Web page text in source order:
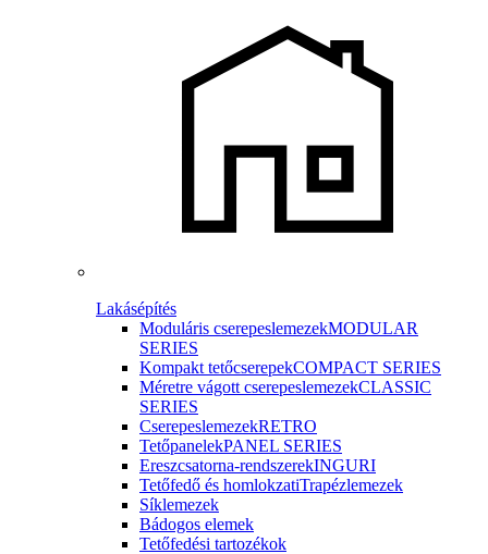
Lakásépítés
Moduláris cserepeslemezekMODULAR
SERIES
Kompakt tetőcserepekCOMPACT SERIES
Méretre vágott cserepeslemezekCLASSIC
SERIES
CserepeslemezekRETRO
TetőpanelekPANEL SERIES
Ereszcsatorna-rendszerekINGURI
Tetőfedő és homlokzatiTrapézlemezek
Síklemezek
Bádogos elemek
Tetőfedési tartozékok